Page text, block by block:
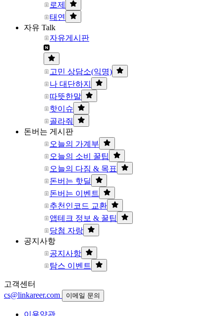
로제
태연
자유 Talk
자유게시판
고민 상담소(익명)
나 대단하지
따뜻한말
핫이슈
골라줘
돈버는 게시판
오늘의 가계부
오늘의 소비 꿀팁
오늘의 다짐 & 목표
돈버는 핫딜
돈버는 이벤트
추천인코드 교환
앱테크 정보 & 꿀팁
당첨 자랑
공지사항
공지사항
탐스 이벤트
고객센터
cs@linkareer.com
이메일 문의
이용약관